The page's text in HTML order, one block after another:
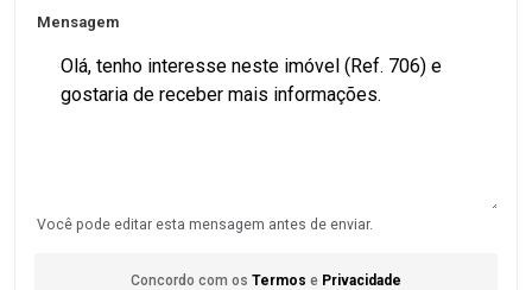
Mensagem
Você pode editar esta mensagem antes de enviar.
Concordo com os Termos e Privacidade